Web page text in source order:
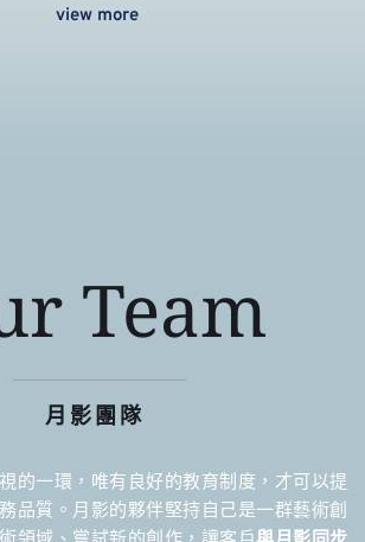
view more
Team
月影團隊
的一環，唯有良好的教育制度，才可以提
品質。月影的夥伴堅持自己是一群藝術創